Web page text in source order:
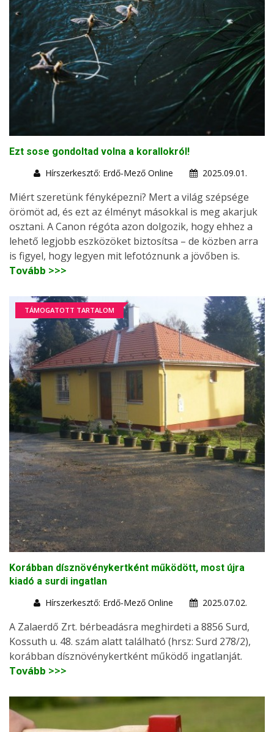
Ezt sose gondoltad volna a korallokról!
Hírszerkesztő: Erdő-Mező Online
2025.09.01.
Miért szeretünk fényképezni? Mert a világ szépsége
örömöt ad, és ezt az élményt másokkal is meg akarjuk
osztani. A Canon régóta azon dolgozik, hogy ehhez a
lehető legjobb eszközöket biztosítsa – de közben arra
is figyel, hogy legyen mit lefotóznunk a jövőben is.
Tovább >>>
TÁMOGATOTT TARTALOM
Korábban dísznövénykertként működött, most újra
kiadó a surdi ingatlan
Hírszerkesztő: Erdő-Mező Online
2025.07.02.
A Zalaerdő Zrt. bérbeadásra meghirdeti a 8856 Surd,
Kossuth u. 48. szám alatt található (hrsz: Surd 278/2),
korábban dísznövénykertként működő ingatlanját.
Tovább >>>